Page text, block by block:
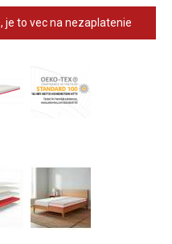
je to vec na nezaplatenie